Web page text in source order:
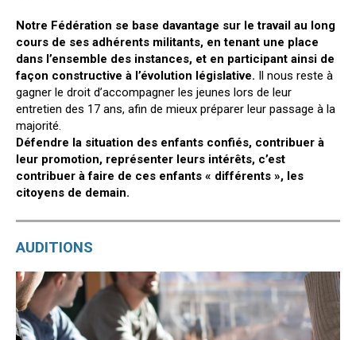
Notre Fédération se base davantage sur le travail au long
cours de ses adhérents militants, en tenant une place
dans l’ensemble des instances, et en participant ainsi de
façon constructive à l’évolution législative. Il nous reste à
gagner le droit d’accompagner les jeunes lors de leur
entretien des 17 ans, afin de mieux préparer leur passage à la
majorité.
Défendre la situation des enfants confiés, contribuer à
leur promotion, représenter leurs intérêts, c’est
contribuer à faire de ces enfants « différents », les
citoyens de demain.
AUDITIONS